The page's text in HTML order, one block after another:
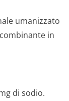
umanizzato
in
di sodio.